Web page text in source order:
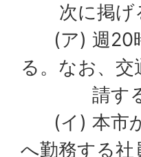
次に掲げる
(ア) 週20時
る。なお、交
請する場
(イ) 本市か
へ勤務する社